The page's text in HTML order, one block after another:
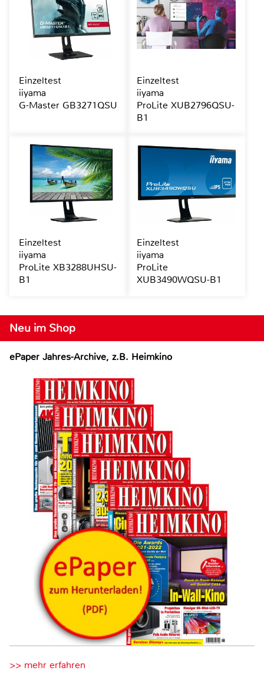
Neu im Shop
ePaper Jahres-Archive, z.B. Heimkino
>> mehr erfahren
Einzeltest
iiyama
G-Master GB3271QSU
Einzeltest
iiyama
ProLite XUB2796QSU-
B1
Einzeltest
iiyama
ProLite XB3288UHSU-
B1
Einzeltest
iiyama
ProLite
XUB3490WQSU-B1